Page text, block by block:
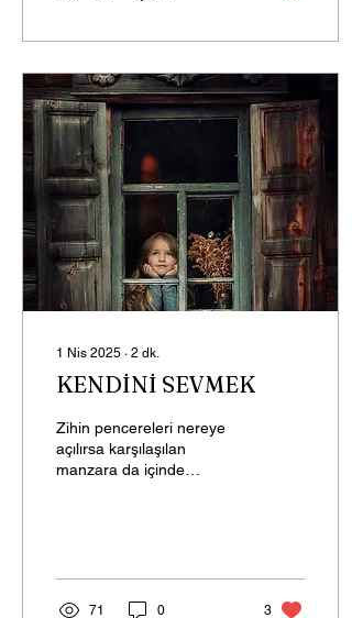
1 Nis 2025 ∙ 2 dk.
KENDİNİ SEVMEK
Zihin pencereleri nereye
açılırsa karşılaşılan
manzara da içinde
71 0 3